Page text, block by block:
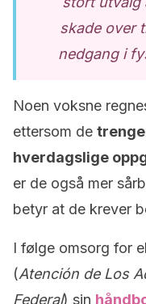
skade over
nedgang i
Noen voksne
ettersom de
hverdagslige
er de også mer
betyr at de krever
I følge omsorg for
(Atención de Los
Federal) sin